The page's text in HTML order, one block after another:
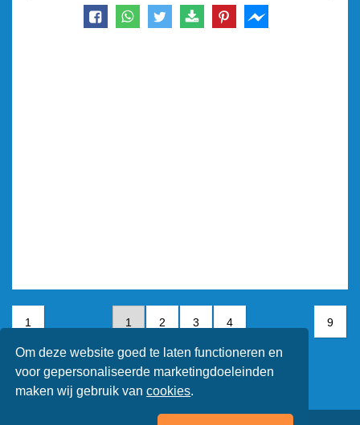
Om deze website goed te laten functioneren en
voor gepersonaliseerde marketingdoeleinden
maken wij gebruik vancookies.
1 1 2 3 4 9